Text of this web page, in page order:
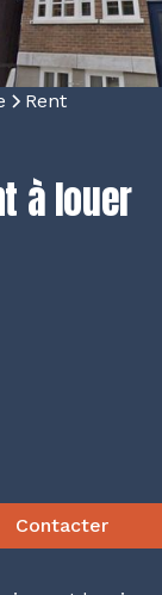
Rent
à louer
Contacter